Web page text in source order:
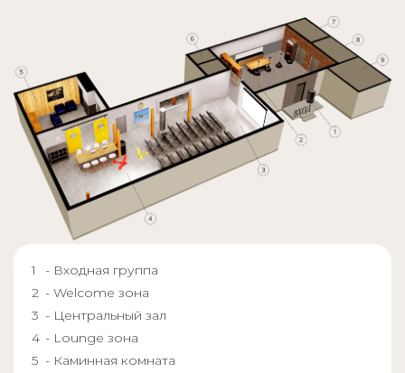
- Входная группа
- Welcome зона
- Центральный зал
- Lounge зона
- Каминная комната